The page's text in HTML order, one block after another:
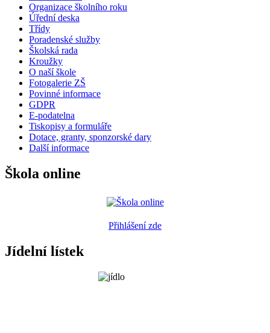
Organizace školního roku
Úřední deska
Třídy
Poradenské služby
Školská rada
Kroužky
O naší škole
Fotogalerie ZŠ
Povinné informace
GDPR
E-podatelna
Tiskopisy a formuláře
Dotace, granty, sponzorské dary
Další informace
Škola online
Přihlášení zde
Jídelní lístek